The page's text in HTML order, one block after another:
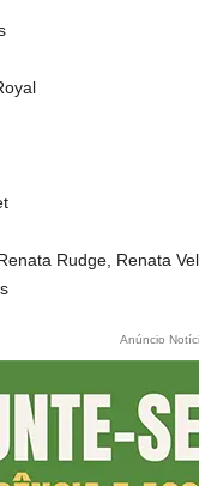
Rudge, Renata
Anúncio